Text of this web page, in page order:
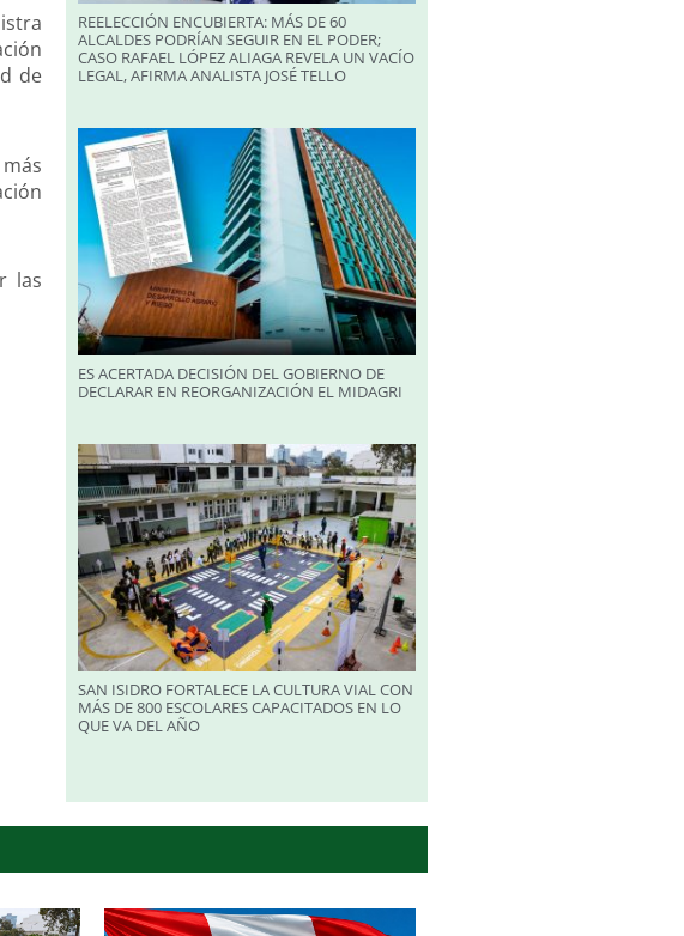
de
las
REELECCIÓN ENCUBIERTA: MÁS DE 60
ALCALDES PODRÍAN SEGUIR EN EL PODER;
CASO RAFAEL LÓPEZ ALIAGA REVELA UN VACÍO
LEGAL, AFIRMA ANALISTA JOSÉ TELLO
ES ACERTADA DECISIÓN DEL GOBIERNO DE
DECLARAR EN REORGANIZACIÓN EL MIDAGRI
SAN ISIDRO FORTALECE LA CULTURA VIAL CON
MÁS DE 800 ESCOLARES CAPACITADOS EN LO
QUE VA DEL AÑO